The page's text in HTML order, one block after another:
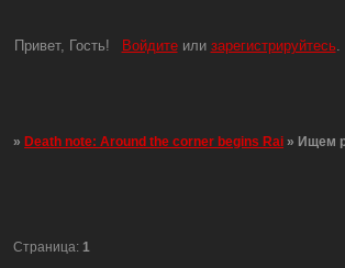
Привет, Гость! Войдитеили зарегистрируйтесь.
»Death note: Around the corner begins Rai » Ищем
Страница: 1